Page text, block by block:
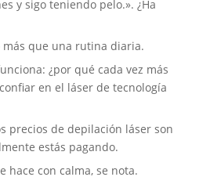
y sigo teniendo pelo.». ¿Ha
más que una rutina diaria.
¿por qué cada vez más
en el láser de tecnología
precios de depilación láser son
estás pagando.
hace con calma, se nota.